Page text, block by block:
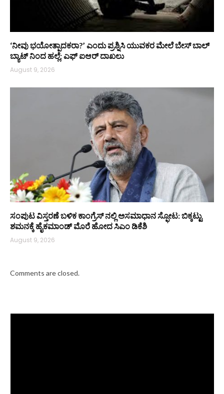
‘ನೀವು ಭಯೋತ್ಪಾದಕರಾ?’ ಎಂದು ಪ್ರಶ್ನಿಸಿ ಯುವಕರ ಮೇಲೆ ಬೇಸ್‌ ಬಾಲ್
ಬ್ಯಾಟ್‌ ನಿಂದ ಹಲ್ಲೆ; ಎಫ್‌ ಐಆರ್ ದಾಖಲು
August 9, 2026
ಸಂಪುಟ ವಿಸ್ತರಣೆ ಬಳಿಕ ಕಾಂಗ್ರೆಸ್‌ ನಲ್ಲಿ ಅಸಮಾಧಾನ ಸ್ಫೋಟ: ಬಿಕ್ಕಟ್ಟು
ಶಮನಕ್ಕೆ ಹೈಕಮಾಂಡ್‌ ಮೊರೆ ಹೋದ ಸಿಎಂ ಡಿಕೆಶಿ
August 9, 2026
Comments are closed.